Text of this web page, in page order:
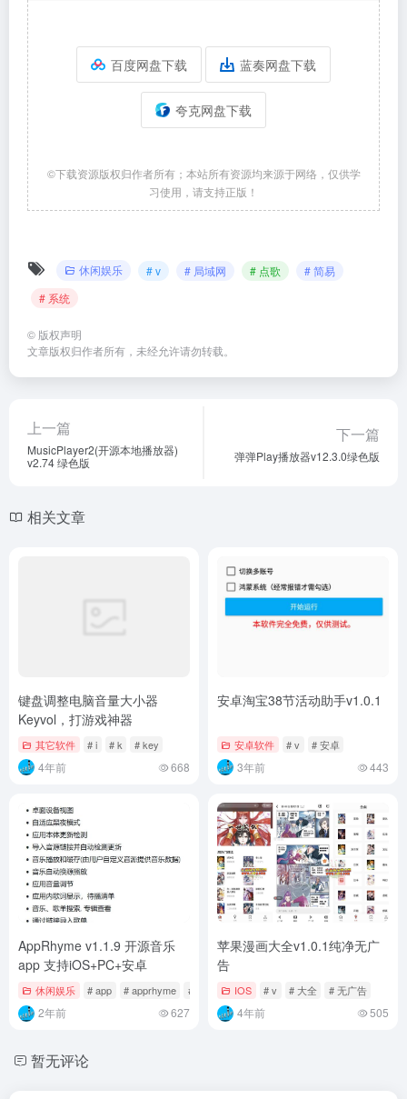
百度网盘下载 蓝奏网盘下载
夸克网盘下载
©下载资源版权归作者所有；本站所有资源均来源于网络，仅供学
习使用，请支持正版！
休闲娱乐 # v # 局域网 # 点歌
# 简易
# 系统
© 版权声明
文章版权归作者所有，未经允许请勿转载。
上一篇
MusicPlayer2(开源本地播放器)
v2.74 绿色版
下一篇
弹弹Play播放器v12.3.0绿色版
相关文章
键盘调整电脑音量大小器
Keyvol，打游戏神器
其它软件 # i # k # key
4年前 668
安卓淘宝38节活动助手v1.0.1
安卓软件 # v # 安卓
3年前 443
AppRhyme v1.1.9 开源音乐
app 支持iOS+PC+安卓
休闲娱乐 # app # apprhyme # v
2年前 627
苹果漫画大全v1.0.1纯净无广
告
IOS # v # 大全 # 无广告
4年前 505
暂无评论